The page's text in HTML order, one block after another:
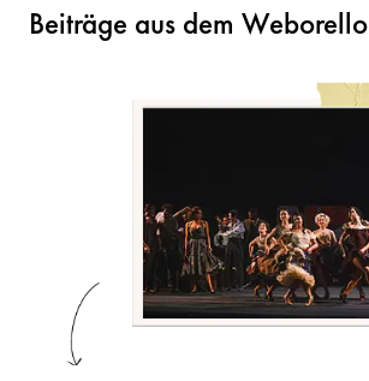
Beiträge aus dem Weborello